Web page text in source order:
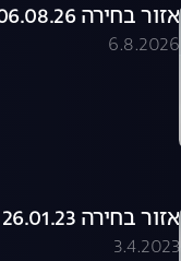
אזור בחירה 06.08.26 - התכנית המלאה
6.8.2026
אזור בחירה 26.01.23 - התכנית המלאה
3.4.2023